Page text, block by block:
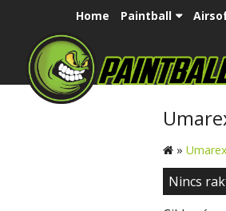
Home Paintball
»
Nincs